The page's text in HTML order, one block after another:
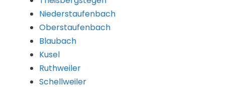
Niederstaufenbach
Oberstaufenbach
Blaubach
Kusel
Ruthweiler
Schellweiler